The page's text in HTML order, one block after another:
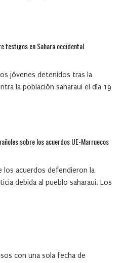
testigos en Sahara occidental
jóvenes detenidos tras la
la población saharaui el día 19
sobre los acuerdos UE-Marruecos
acuerdos defendieron la
debida al pueblo saharaui. Los
con una sola fecha de